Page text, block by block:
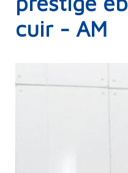
cuir - AM